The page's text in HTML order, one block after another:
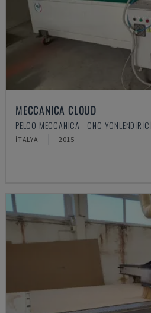
MECCANICA CLOUD
PELCO MECCANICA - CNC YÖNLENDIRICI
İTALYA 2015